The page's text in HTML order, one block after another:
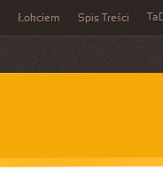
Łokciem Spis Treści